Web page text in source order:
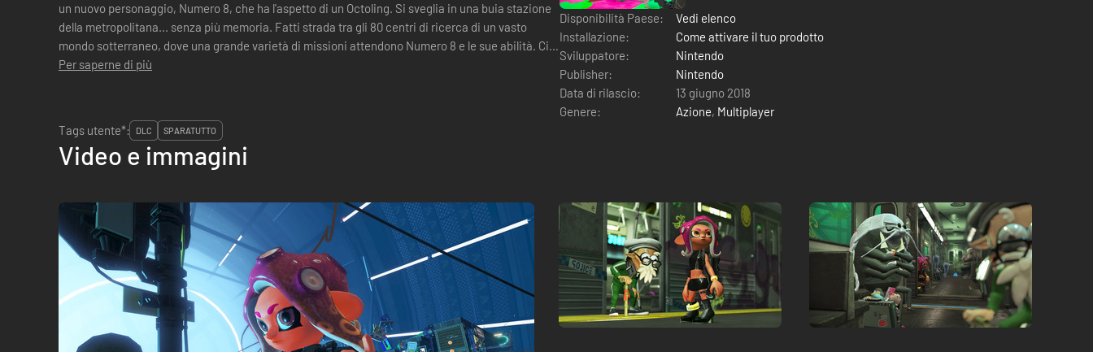
un nuovo personaggio, Numero 8, che ha l'aspetto di un Octoling. Si sveglia in una buia stazione
della metropolitana... senza più memoria. Fatti strada tra gli 80 centri di ricerca di un vasto
mondo sotterraneo, dove una grande varietà di missioni attendono Numero 8 e le sue abilità. Ci
saranno ...
Per saperne di più
Disponibilità Paese:
Vedi elenco
Installazione:
Come attivare il tuo prodotto
Sviluppatore:
Nintendo
Publisher:
Nintendo
Data di rilascio:
13 giugno 2018
Genere:
Azione, Multiplayer
Tags utente*:
DLC SPARATUTTO
Video e immagini